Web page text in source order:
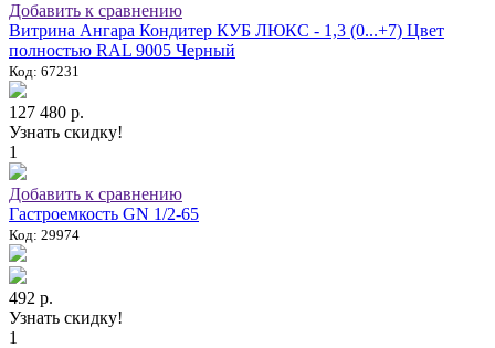
Добавить к сравнению
Витрина Ангара Кондитер КУБ ЛЮКС - 1,3 (0...+7) Цвет
полностью RAL 9005 Черный
Код: 67231
127 480 р.
Узнать скидку!
1
Добавить к сравнению
Гастроемкость GN 1/2-65
Код: 29974
492 р.
Узнать скидку!
1